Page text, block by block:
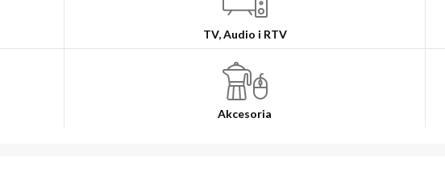
TV, Audio i RTV
Akcesoria